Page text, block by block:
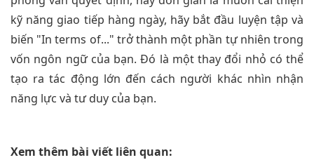
kỹ năng giao tiếp hàng ngày, hãy bắt đầu luyện tập và
biến "In terms of..." trở thành một phần tự nhiên trong
vốn ngôn ngữ của bạn. Đó là một thay đổi nhỏ có thể
tạo ra tác động lớn đến cách người khác nhìn nhận
năng lực và tư duy của bạn.
Xem thêm bài viết liên quan: